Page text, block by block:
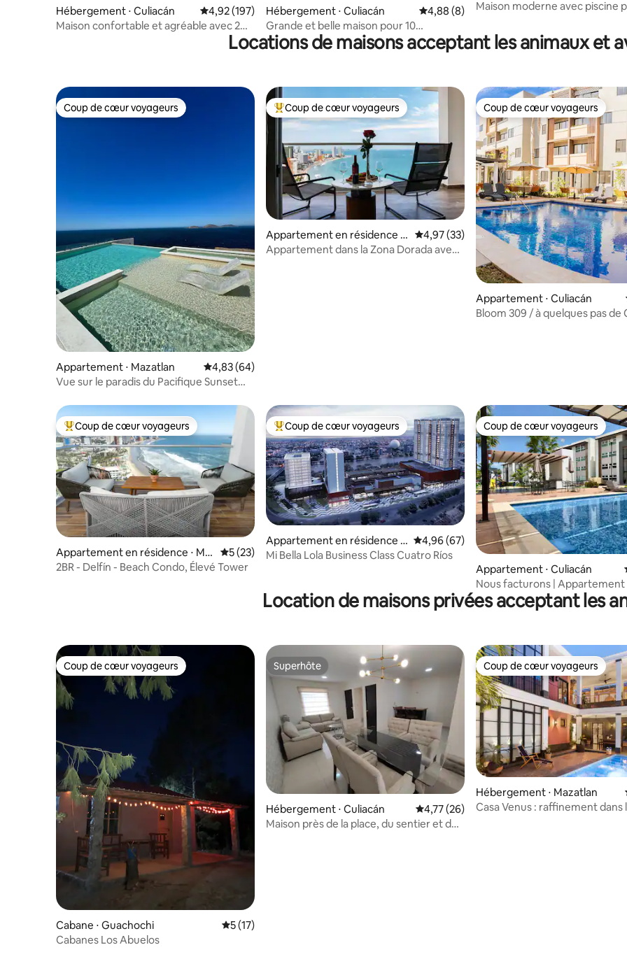
Hébergement ⋅ Culiacán Évaluation moyenne sur la base de 197 commentaires : 4,92 sur 5
4,92 (197)
Maison confortable et agréable avec 2
Hébergement ⋅ Culiacán Évaluation moyenne sur la base de 8
4,88 (8)
Grande et belle maison pour 10
personnes
Maison moderne avec piscine
Locations de maisons acceptant les animaux et
Coup de cœur voyageurs
Coup de cœur voyageurs
Appartement ⋅ Mazatlan Évaluation moyenne sur la base de 64 commentaires : 4,83 sur 5
4,83 (64)
Vue sur le paradis du Pacifique Sunset
Coups de cœur voyageurs les plus appréciés
Coup de cœur voyageurs
Appartement en résidence ⋅
Mazatlan
Évaluation moyenne sur la base de 33
4,97 (33)
Appartement dans la Zona Dorada avec
Coup de cœur voyageurs
Coup de cœur voyageurs
Appartement ⋅ Culiacán
Bloom 309 / à quelques pas de
Coups de cœur voyageurs les plus appréciés
Coup de cœur voyageurs
Appartement en résidence ⋅ Ma
zatlan
Évaluation moyenne sur la base de 23 commentaires : 5 sur 5
5 (23)
2BR - Delfín - Beach Condo, Élevé Tower
Coups de cœur voyageurs les plus appréciés
Coup de cœur voyageurs
Appartement en résidence ⋅
Culiacán
Évaluation moyenne sur la base de 67
4,96 (67)
Mi Bella Lola Business Class Cuatro Ríos
Coup de cœur voyageurs
Coup de cœur voyageurs
Appartement ⋅ Culiacán
Nous facturons | Appartement
de Ceiba | Wifi 300 mbps
Location de maisons privées acceptant les
Coup de cœur voyageurs
Coup de cœur voyageurs
Cabane ⋅ Guachochi Évaluation moyenne sur la base de 17 commentaires : 5 sur 5
5 (17)
Cabanes Los Abuelos
Superhôte
Superhôte
Hébergement ⋅ Culiacán Évaluation moyenne sur la base de 26
4,77 (26)
Maison près de la place, du sentier et de
Coup de cœur voyageurs
Coup de cœur voyageurs
Hébergement ⋅ Mazatlan
Casa Venus : raffinement dans